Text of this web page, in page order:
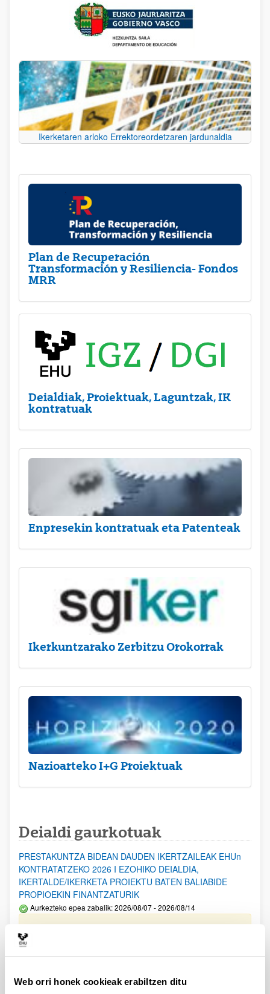
Web orri honek cookieak erabiltzen ditu
Ikerketaren arloko Errektoreordetzaren jardunaldia
Plan de Recuperación
Transformación y Resiliencia- Fondos
MRR
Deialdiak, Proiektuak, Laguntzak, IK
kontratuak
Enpresekin kontratuak eta Patenteak
Ikerkuntzarako Zerbitzu Orokorrak
Nazioarteko I+G Proiektuak
Deialdi gaurkotuak
PRESTAKUNTZA BIDEAN DAUDEN IKERTZAILEAK EHUn
KONTRATATZEKO 2026 I EZOHIKO DEIALDIA,
IKERTALDE/IKERKETA PROIEKTU BATEN BALIABIDE
PROPIOEKIN FINANTZATURIK
Aurkezteko epea zabalik: 2026/08/07 - 2026/08/14
ESKAERAK AURKEZTEKO EPEA 2026-08-14 ARTE ZABALIK.
UPV/EHUn Azpiegitura Zientifikoa eta Funts Bibliografikoak
Izapide irekia